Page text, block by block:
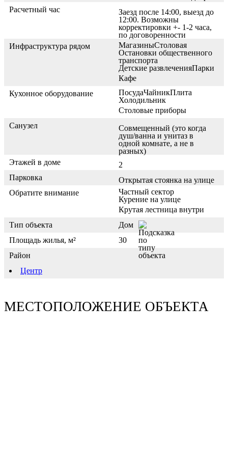
Расчетный час
Заезд после 14:00, выезд до
12:00. Возможны
корректировки +- 1-2 часа,
по договоренности
Инфраструктура рядом
МагазиныСтоловая
Остановки общественного
транспорта
Детские развлеченияПарки
Кафе
Кухонное оборудование
ПосудаЧайникПлита
Холодильник
Столовые приборы
Санузел
Совмещенный (это когда
душ/ванна и унитаз в
одной комнате, а не в
разных)
Этажей в доме
2
Парковка
Открытая стоянка на улице
Обратите внимание
Частный сектор
Курение на улице
Крутая лестница внутри
Тип объекта
Дом
Площадь жилья, м²
30
Район
Центр
МЕСТОПОЛОЖЕНИЕ ОБЪЕКТА